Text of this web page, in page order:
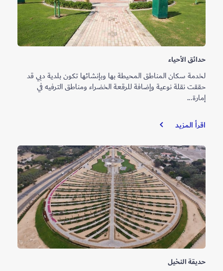
حدائق الأحياء
لخدمة سكان المناطق المحيطة بها وبإنشائها تكون بلدية دبي قد
حققت نقلة نوعية وإضافة للرقعة الخضراء ومناطق الترفيه في
إمارة...
اقرأ المزيد
حدائق
حديقة النخيل